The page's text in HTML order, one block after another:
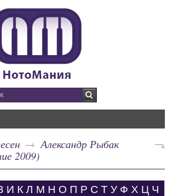
Александр Рыбак
2009)
И К Л М Н О П Р С Т У Ф Х Ц Ч